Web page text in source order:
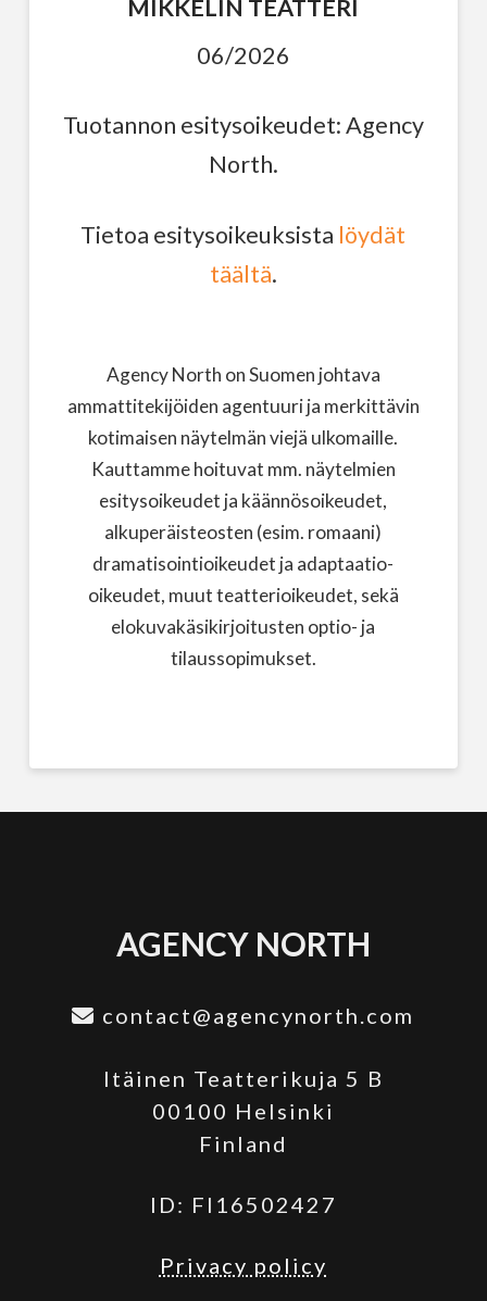
MIKKELIN TEATTERI
06/2026
Tuotannon esitysoikeudet: Agency
North.
Tietoa esitysoikeuksista löydät
täältä.
Agency North on Suomen johtava
ammattitekijöiden agentuuri ja merkittävin
kotimaisen näytelmän viejä ulkomaille.
Kauttamme hoituvat mm. näytelmien
esitysoikeudet ja käännösoikeudet,
alkuperäisteosten (esim. romaani)
dramatisointioikeudet ja adaptaatio-
oikeudet, muut teatterioikeudet, sekä
elokuvakäsikirjoitusten optio- ja
tilaussopimukset.
AGENCY NORTH
contact@agencynorth.com
Itäinen Teatterikuja 5 B
00100 Helsinki
Finland
ID: FI16502427
Privacy policy